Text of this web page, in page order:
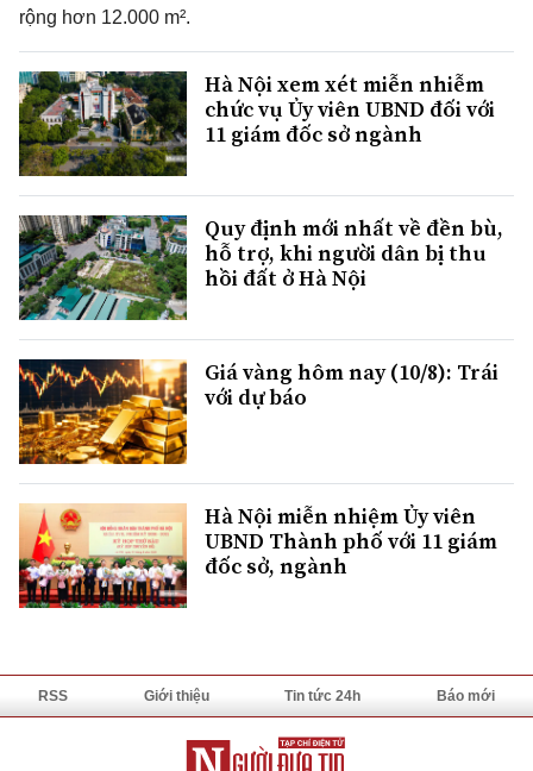
rộng hơn 12.000 m².
Hà Nội xem xét miễn nhiễm
chức vụ Ủy viên UBND đối với
11 giám đốc sở ngành
Quy định mới nhất về đền bù,
hỗ trợ, khi người dân bị thu
hồi đất ở Hà Nội
Giá vàng hôm nay (10/8): Trái
với dự báo
Hà Nội miễn nhiệm Ủy viên
UBND Thành phố với 11 giám
đốc sở, ngành
RSS Giới thiệu Tin tức 24h Báo mới